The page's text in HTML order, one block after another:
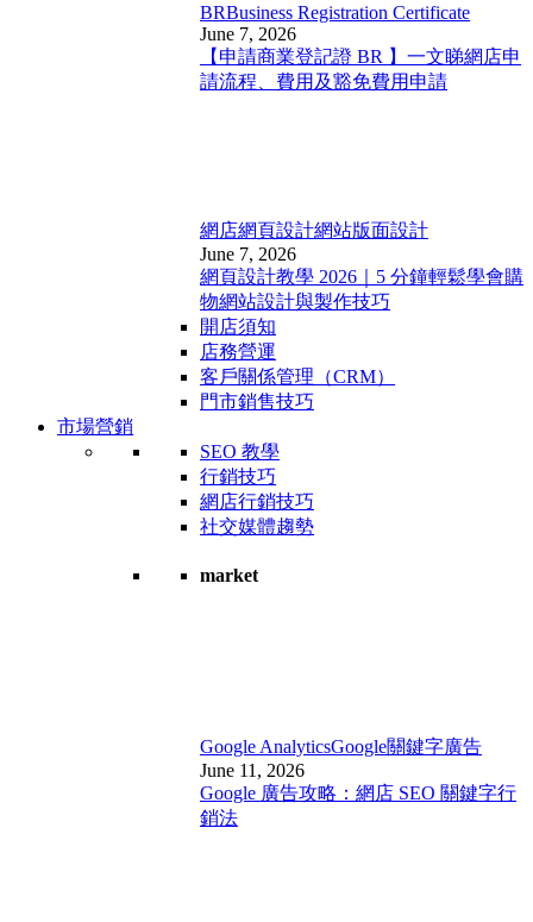
BRBusiness Registration Certificate
June 7, 2026
【申請商業登記證 BR 】一文睇網店申
請流程、費用及豁免費用申請
網店網頁設計網站版面設計
June 7, 2026
網頁設計教學 2026｜5 分鐘輕鬆學會購
物網站設計與製作技巧
開店須知
店務營運
客戶關係管理（CRM）
門市銷售技巧
市場營銷
SEO 教學
行銷技巧
網店行銷技巧
社交媒體趨勢
market
Google AnalyticsGoogle關鍵字廣告
June 11, 2026
Google 廣告攻略：網店 SEO 關鍵字行
銷法